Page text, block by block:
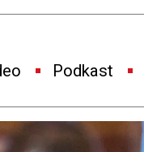
Podkast